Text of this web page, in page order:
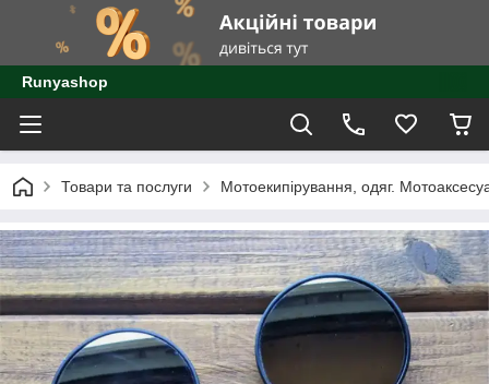
Runyashop
Товари та послуги Мотоекипірування, одяг.